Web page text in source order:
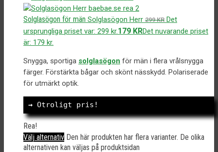
Solglasögon för män Solglasögon Herr 299KR Det
ursprungliga priset var: 299 kr.179 KRDet nuvarande priset
är: 179 kr.
Snygga, sportiga solglasögon för män i flera vrålsnygga
färger. Förstärkta bågar och skönt nässkydd. Polariserade
för utmärkt optik.
→ Otroligt pris!
Rea!
Välj alternativ Den här produkten har flera varianter. De olika
alternativen kan väljas på produktsidan